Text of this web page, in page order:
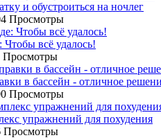
и обустроиться на ночлег
Просмотры
всё удалось!
Просмотры
в бассейн - отличное
Просмотры
упражнений для похудения
Просмотры